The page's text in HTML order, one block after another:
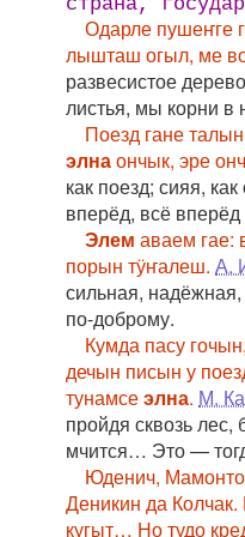
Одарле пушеҥге
лышташ огыл, ме
развесистое
листья, мы корни в
Поезд гане
элнаончык, эре
как поезд; сияя,
вперёд, всё
Элем аваем гае:
порын тӱҥалеш. А.
сильная, надёжная,
по-доброму.
Кумда пасу
дечын писын у
тунамсеэлна. М.
пройдя сквозь
мчится… Это —
Юденич,
Деникин да
кугыт… Но тудо